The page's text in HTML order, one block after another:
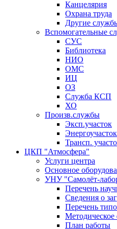
Канцелярия
Охрана труда
Другие
Вспомогательные
СУС
Библиотека
НИО
ОМС
ИЦ
ОЗ
Служба КСП
ХО
Произв.службы
Эксп.участок
Энергоучасток
Трансп.
ЦКП "Атмосфера"
Услуги центра
Основное
УНУ "Самолёт-
Перечень
Сведения о
Перечень
Методическое
План работы